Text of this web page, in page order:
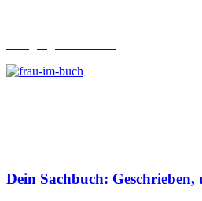
Dein Sachbuch: Geschrieben,